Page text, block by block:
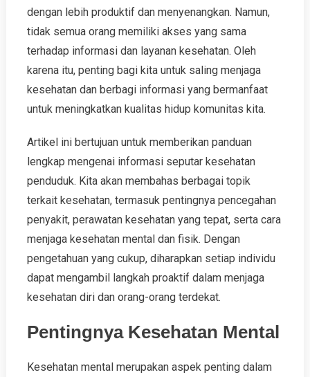
dengan lebih produktif dan menyenangkan. Namun,
tidak semua orang memiliki akses yang sama
terhadap informasi dan layanan kesehatan. Oleh
karena itu, penting bagi kita untuk saling menjaga
kesehatan dan berbagi informasi yang bermanfaat
untuk meningkatkan kualitas hidup komunitas kita.
Artikel ini bertujuan untuk memberikan panduan
lengkap mengenai informasi seputar kesehatan
penduduk. Kita akan membahas berbagai topik
terkait kesehatan, termasuk pentingnya pencegahan
penyakit, perawatan kesehatan yang tepat, serta cara
menjaga kesehatan mental dan fisik. Dengan
pengetahuan yang cukup, diharapkan setiap individu
dapat mengambil langkah proaktif dalam menjaga
kesehatan diri dan orang-orang terdekat.
Pentingnya Kesehatan Mental
Kesehatan mental merupakan aspek penting dalam